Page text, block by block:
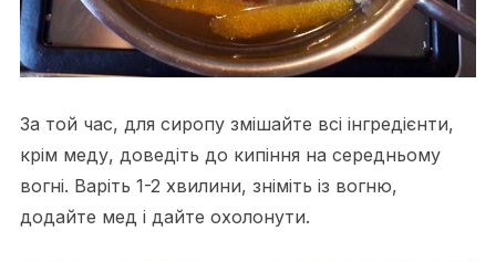
За той час, для сиропу змішайте всі інгредієнти,
крім меду, доведіть до кипіння на середньому
вогні. Варіть 1-2 хвилини, зніміть із вогню,
додайте мед і дайте охолонути.